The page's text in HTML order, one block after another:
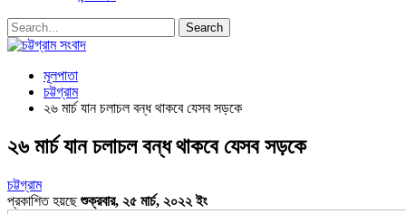
মূলপাতা
চট্টগ্রাম
২৬ মার্চ যান চলাচল বন্ধ থাকবে যেসব সড়কে
২৬ মার্চ যান চলাচল বন্ধ থাকবে যেসব সড়কে
চট্টগ্রাম
প্রকাশিত হয়ছেশুক্রবার, ২৫ মার্চ, ২০২২ ইং